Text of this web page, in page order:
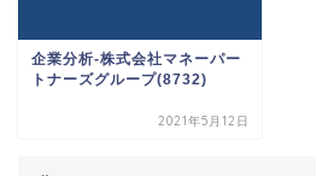
企業分析-株式会社マネーパー
トナーズグループ(8732)
2021年5月12日